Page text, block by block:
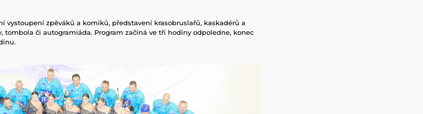
vystoupení zpěváků a komiků, představení krasobruslařů, kaskadérů a
tombola či autogramiáda. Program začíná ve tři hodiny odpoledne, konec